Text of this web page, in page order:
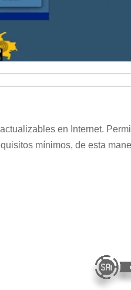
en Internet.
mínimos, de esta